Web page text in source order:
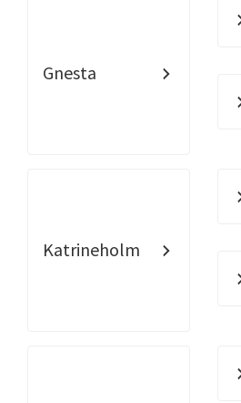
Gnesta
Katrineholm